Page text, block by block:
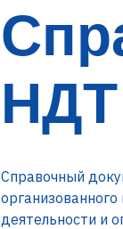
НДТ
Справочный
деятельности и